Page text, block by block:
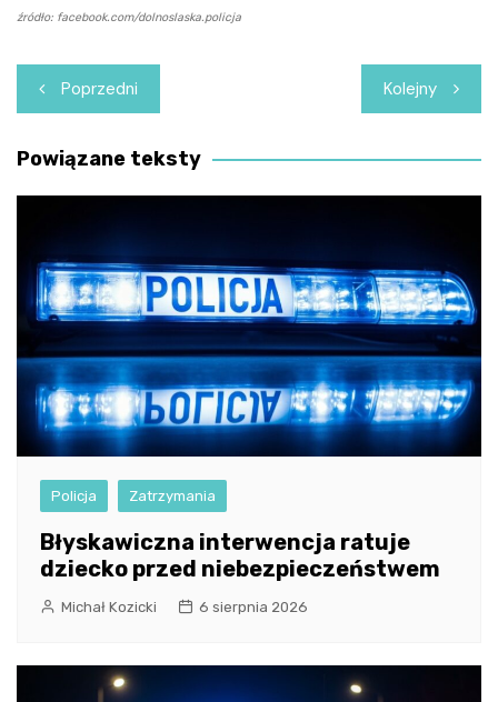
źródło: facebook.com/dolnoslaska.policja
Nawigacja
wpisu
Poprzedni Kolejny
Powiązane teksty
Policja Zatrzymania
Błyskawiczna interwencja ratuje
dziecko przed niebezpieczeństwem
Michał Kozicki 6 sierpnia 2026